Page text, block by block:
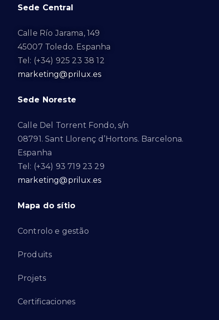
Sede Central
Calle Río Jarama, 149
45007 Toledo. Espanha
Tel: (+34) 925 23 38 12
marketing@prilux.es
Sede Noreste
Calle Del Torrent Fondo, s/n
08791. Sant Llorenç d’Hortons. Barcelona.
Espanha
Tel: (+34) 93 719 23 29
marketing@prilux.es
Mapa do sítio
Controlo e gestão
Produits
Projets
Certificaciones